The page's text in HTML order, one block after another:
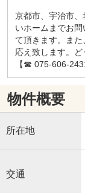
京都市、宇治市
いホームまでお
て頂きます。ま
応え致します。ど
【☎ 075-606-
物件概要
所在地
交通